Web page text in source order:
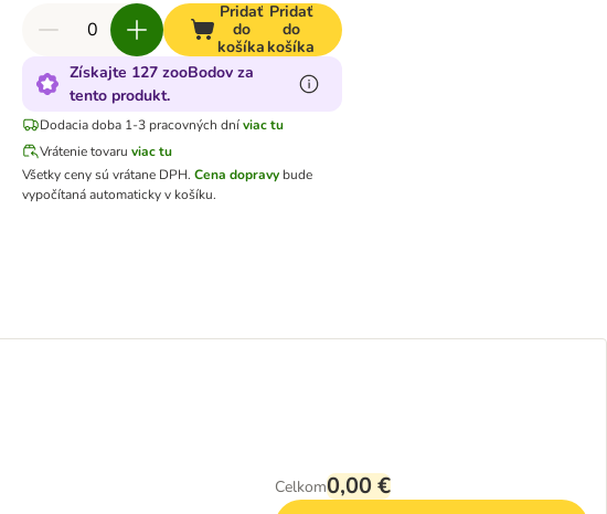
Pridať
do
košíka
Pridať
do
košíka
Získajte 127 zooBodov za
tento produkt.
Dodacia doba 1-3 pracovných dníviac tu
Vrátenie tovaru viac tu
Všetky ceny sú vrátane DPH. Cena dopravy bude
vypočítaná automaticky v košíku.
Celkom0,00 €